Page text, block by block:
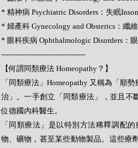
* 精神病 Psychiatric Disorders：失眠
* 婦產科 Gynecology and Obsterics：纖維
* 眼科疾病 Ophthalmologic Disorders：眼
------------------------------------
【何謂同類療法 Homeopathy？】
「同類療法」Homeopathy 又稱為「順
治」。一手創立「同類療法」，並且不
位德國內科醫生。
「同類療法」是以特別方法稀釋調配
物、礦物，甚至某些動物製品。這些療